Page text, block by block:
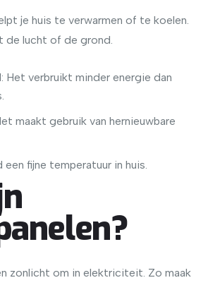
je huis te verwarmen of te koelen.
de lucht of de grond.
: Het verbruikt minder energie dan
maakt gebruik van hernieuwbare
een fijne temperatuur in huis.
zonlicht om in elektriciteit. Zo maak